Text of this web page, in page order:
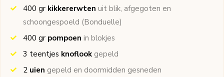
400 gr kikkererwten uit blik, afgegoten en
schoongespoeld (Bonduelle)
400 gr pompoen in blokjes
3 teentjes knoflook gepeld
2 uien gepeld en doormidden gesneden